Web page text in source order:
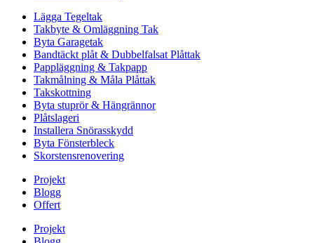
Lägga Tegeltak
Takbyte & Omläggning Tak
Byta Garagetak
Bandtäckt plåt & Dubbelfalsat Plåttak
Pappläggning & Takpapp
Takmålning & Måla Plåttak
Takskottning
Byta stuprör & Hängrännor
Plåtslageri
Installera Snörasskydd
Byta Fönsterbleck
Skorstensrenovering
Projekt
Blogg
Offert
Projekt